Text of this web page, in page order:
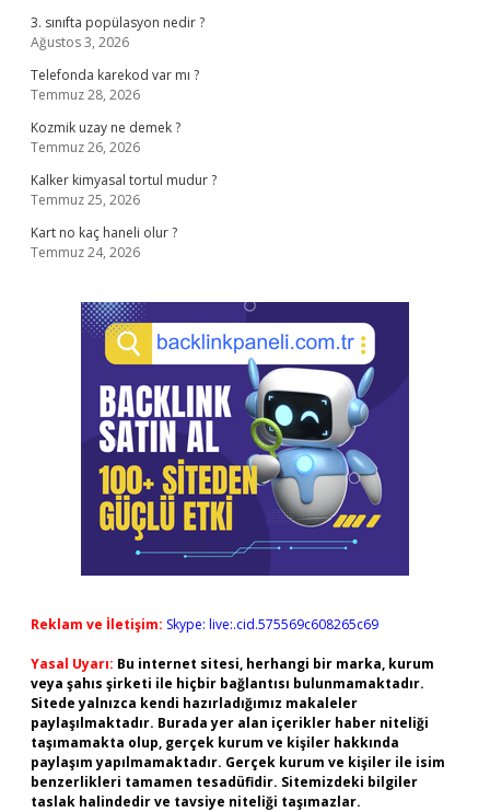
3. sınıfta popülasyon nedir ?
Ağustos 3, 2026
Telefonda karekod var mı ?
Temmuz 28, 2026
Kozmik uzay ne demek ?
Temmuz 26, 2026
Kalker kimyasal tortul mudur ?
Temmuz 25, 2026
Kart no kaç haneli olur ?
Temmuz 24, 2026
Reklam ve İletişim: Skype: live:.cid.575569c608265c69
Yasal Uyarı: Bu internet sitesi, herhangi bir marka, kurum
veya şahıs şirketi ile hiçbir bağlantısı bulunmamaktadır.
Sitede yalnızca kendi hazırladığımız makaleler
paylaşılmaktadır. Burada yer alan içerikler haber niteliği
taşımamakta olup, gerçek kurum ve kişiler hakkında
paylaşım yapılmamaktadır. Gerçek kurum ve kişiler ile isim
benzerlikleri tamamen tesadüfidir. Sitemizdeki bilgiler
taslak halindedir ve tavsiye niteliği taşımazlar.